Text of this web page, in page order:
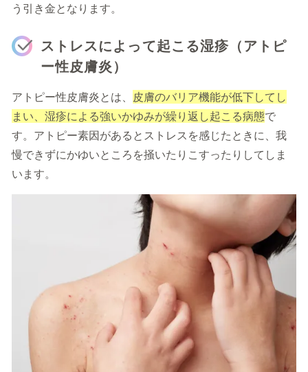
う引き金となります。
ストレスによって起こる湿疹（アトピ
ー性皮膚炎）
アトピー性皮膚炎とは、 皮膚のバリア機能が低下してし
まい、湿疹による強いかゆみが繰り返し起こる病態で
す。アトピー素因があるとストレスを感じたときに、我
慢できずにかゆいところを掻いたりこすったりしてしま
います。